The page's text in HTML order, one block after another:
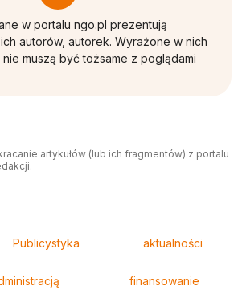
w portalu ngo.pl prezentują
autorów, autorek. Wyrażone w nich
muszą być tożsame z poglądami
artykułów (lub ich fragmentów) z portalu
Publicystyka aktualności
finansowanie